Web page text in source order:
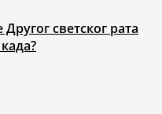
светског рата